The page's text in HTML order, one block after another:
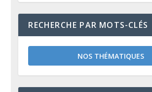
RECHERCHE PAR MOTS-CLÉS
NOS THÉMATIQUES